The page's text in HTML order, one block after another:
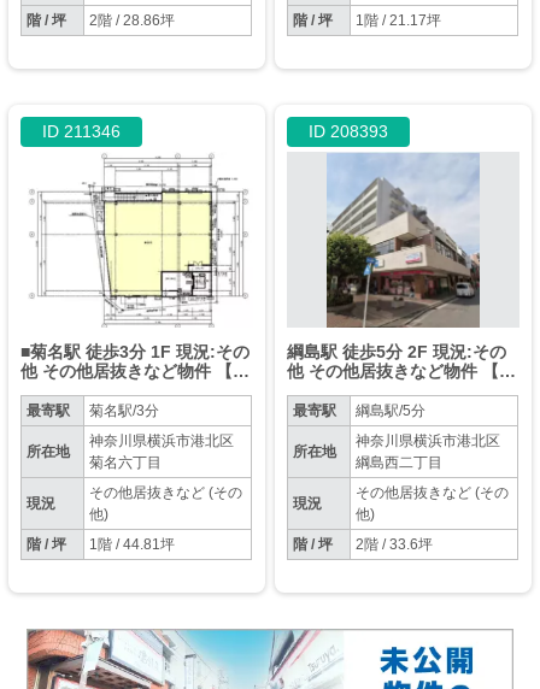
階 / 坪
2階 / 28.86坪
階 / 坪
1階 / 21.17坪
ID 211346
■菊名駅 徒歩3分 1F 現況:その
他 その他居抜きなど物件 【飲
最寄駅 菊名駅/3分
所在地
神奈川県横浜市港北区
菊名六丁目
現況
その他居抜きなど (その
他)
階 / 坪
1階 / 44.81坪
ID 208393
綱島駅 徒歩5分 2F 現況:その
他 その他居抜きなど物件 【飲
最寄駅 綱島駅/5分
所在地
神奈川県横浜市港北区
綱島西二丁目
現況
その他居抜きなど (その
他)
階 / 坪
2階 / 33.6坪